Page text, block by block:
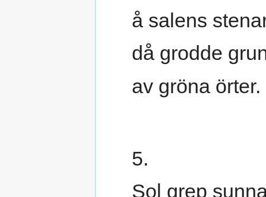
å salens
då grodde
av gröna örter.
5.
Sol grep